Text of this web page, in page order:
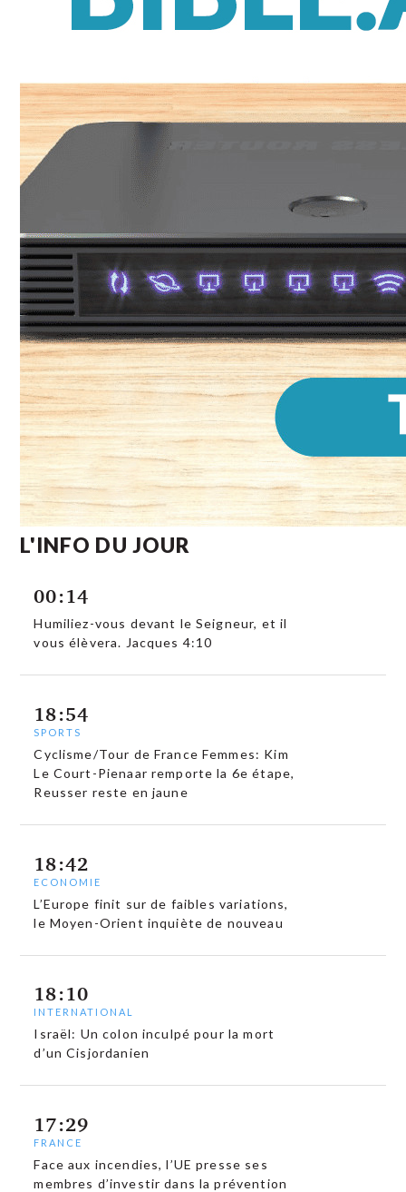
L'INFO DU JOUR
00:14
Humiliez-vous devant le Seigneur, et il
vous élèvera. Jacques 4:10
18:54
SPORTS
Cyclisme/Tour de France Femmes: Kim
Le Court-Pienaar remporte la 6e étape,
Reusser reste en jaune
18:42
ECONOMIE
L’Europe finit sur de faibles variations,
le Moyen-Orient inquiète de nouveau
18:10
INTERNATIONAL
Israël: Un colon inculpé pour la mort
d’un Cisjordanien
17:29
FRANCE
Face aux incendies, l’UE presse ses
membres d’investir dans la prévention